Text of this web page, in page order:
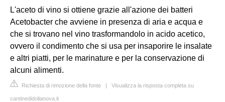
L'aceto di vino si ottiene grazie all'azione dei batteri
Acetobacter che avviene in presenza di aria e acqua e
che si trovano nel vino trasformandolo in acido acetico,
ovvero il condimento che si usa per insaporire le insalate
e altri piatti, per le marinature e per la conservazione di
alcuni alimenti.
Richiesta di rimozione della fonte | Visualizza la risposta completa su
cantinedidolianova.it